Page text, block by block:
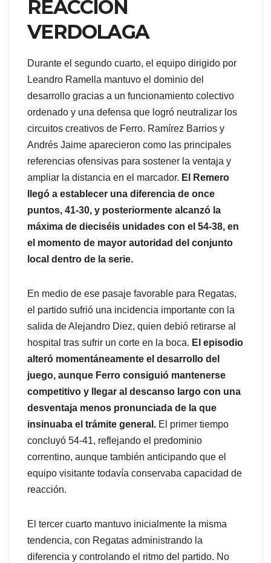
REACCIÓN
VERDOLAGA
Durante el segundo cuarto, el equipo dirigido por
Leandro Ramella mantuvo el dominio del
desarrollo gracias a un funcionamiento colectivo
ordenado y una defensa que logró neutralizar los
circuitos creativos de Ferro. Ramírez Barrios y
Andrés Jaime aparecieron como las principales
referencias ofensivas para sostener la ventaja y
ampliar la distancia en el marcador. El Remero
llegó a establecer una diferencia de once
puntos, 41-30, y posteriormente alcanzó la
máxima de dieciséis unidades con el 54-38, en
el momento de mayor autoridad del conjunto
local dentro de la serie.
En medio de ese pasaje favorable para Regatas,
el partido sufrió una incidencia importante con la
salida de Alejandro Diez, quien debió retirarse al
hospital tras sufrir un corte en la boca. El episodio
alteró momentáneamente el desarrollo del
juego, aunque Ferro consiguió mantenerse
competitivo y llegar al descanso largo con una
desventaja menos pronunciada de la que
insinuaba el trámite general. El primer tiempo
concluyó 54-41, reflejando el predominio
correntino, aunque también anticipando que el
equipo visitante todavía conservaba capacidad de
reacción.
El tercer cuarto mantuvo inicialmente la misma
tendencia, con Regatas administrando la
diferencia y controlando el ritmo del partido. No